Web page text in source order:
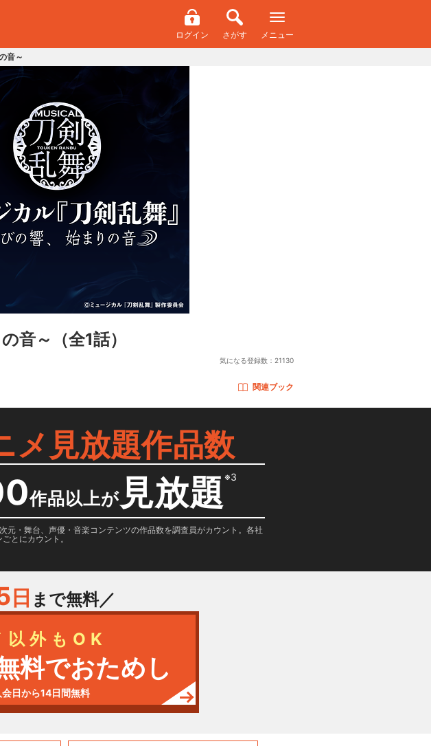
ログイン さがす メニュー
音～
音～ （全1話）
気になる登録数： 21130
関連ブック
メ見放題作品数
作品以上が 見放題※3
・舞台、声優・音楽コンテンツの作品数を調査員がカウント。各社
とにカウント。
日 まで無料／
以外もOK
料でおためし
日から14日間無料